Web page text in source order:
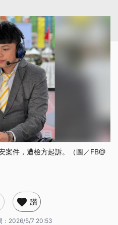
案件，遭檢方起訴。（圖／FB@
讚
2026/5/7 20:53